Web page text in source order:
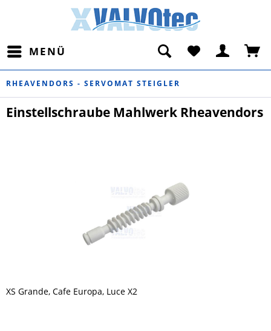
MENÜ
RHEAVENDORS - SERVOMAT STEIGLER
Einstellschraube Mahlwerk Rheavendors
XS Grande, Cafe Europa, Luce X2